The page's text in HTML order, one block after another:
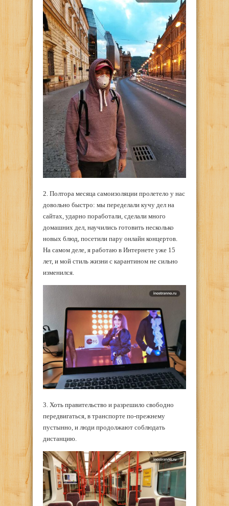
2. Полтора месяца самоизоляции пролетело у нас
довольно быстро: мы переделали кучу дел на
сайтах, ударно поработали, сделали много
домашних дел, научились готовить несколько
новых блюд, посетили пару онлайн концертов.
На самом деле, я работаю в Интернете уже 15
лет, и мой стиль жизни с карантином не сильно
изменился.
3. Хоть правительство и разрешило свободно
передвигаться, в транспорте по-прежнему
пустынно, и люди продолжают соблюдать
дистанцию.